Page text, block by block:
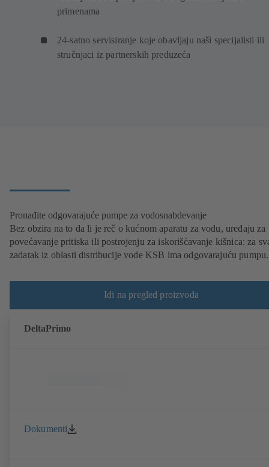
primenama
24-satno servisiranje koje obavljaju naši specijalisti ili
stručnjaci iz partnerskih preduzeća
Pronađite odgovarajuće pumpe za vodosnabdevanje
Bez obzira na to da li je reč o kućnom aparatu za vodu, uređaju za
povećavanje pritiska ili postrojenju za iskorišćavanje kišnica: za
zadatak iz oblasti distribucije vode KSB ima odgovarajuću pumpu.
Idi na pregled proizvoda
DeltaPrimo
Dokumenti